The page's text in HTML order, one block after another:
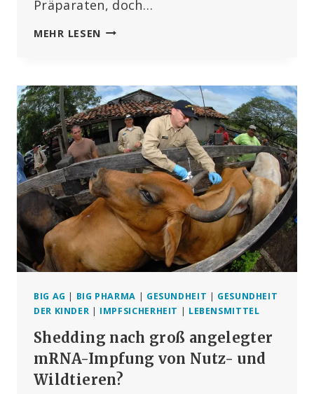
Präparaten, doch…
MEHR LESEN NICHT
DIE
REALITÄT
DER
VITAMIN-
D-
SUPPLEMENTIERUNG
BIG AG | BIG PHARMA | GESUNDHEIT | GESUNDHEIT
DER KINDER | IMPFSICHERHEIT | LEBENSMITTEL
Shedding nach groß angelegter
mRNA-Impfung von Nutz- und
Wildtieren?